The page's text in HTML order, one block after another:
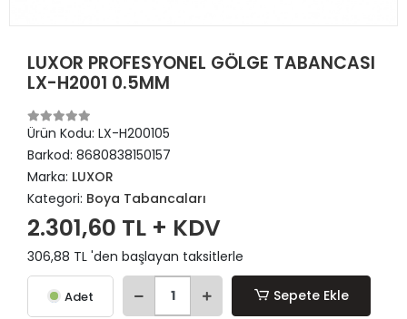
LUXOR PROFESYONEL GÖLGE TABANCASI
LX-H2001 0.5MM
Ürün Kodu: LX-H200105
Barkod: 8680838150157
Marka: LUXOR
Kategori: Boya Tabancaları
2.301,60 TL + KDV
306,88 TL 'den başlayan taksitlerle
Adet Sepete Ekle